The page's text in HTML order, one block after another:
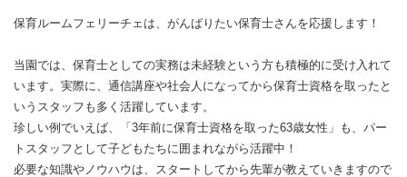
保育ルームフェリーチェは、がんばりたい保育士さんを応援します！
当園では、保育士としての実務は未経験という方も積極的に受け入れて
います。実際に、通信講座や社会人になってから保育士資格を取ったと
いうスタッフも多く活躍しています。
珍しい例でいえば、「3年前に保育士資格を取った63歳女性」も、パー
トスタッフとして子どもたちに囲まれながら活躍中！
必要な知識やノウハウは、スタートしてから先輩が教えていきますので